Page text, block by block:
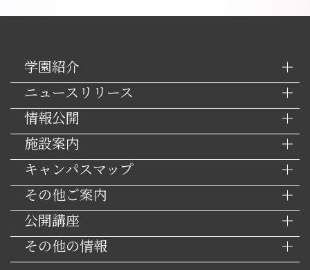
学園紹介
ニュースリリース
情報公開
施設案内
キャンパスマップ
その他ご案内
公開講座
その他の情報